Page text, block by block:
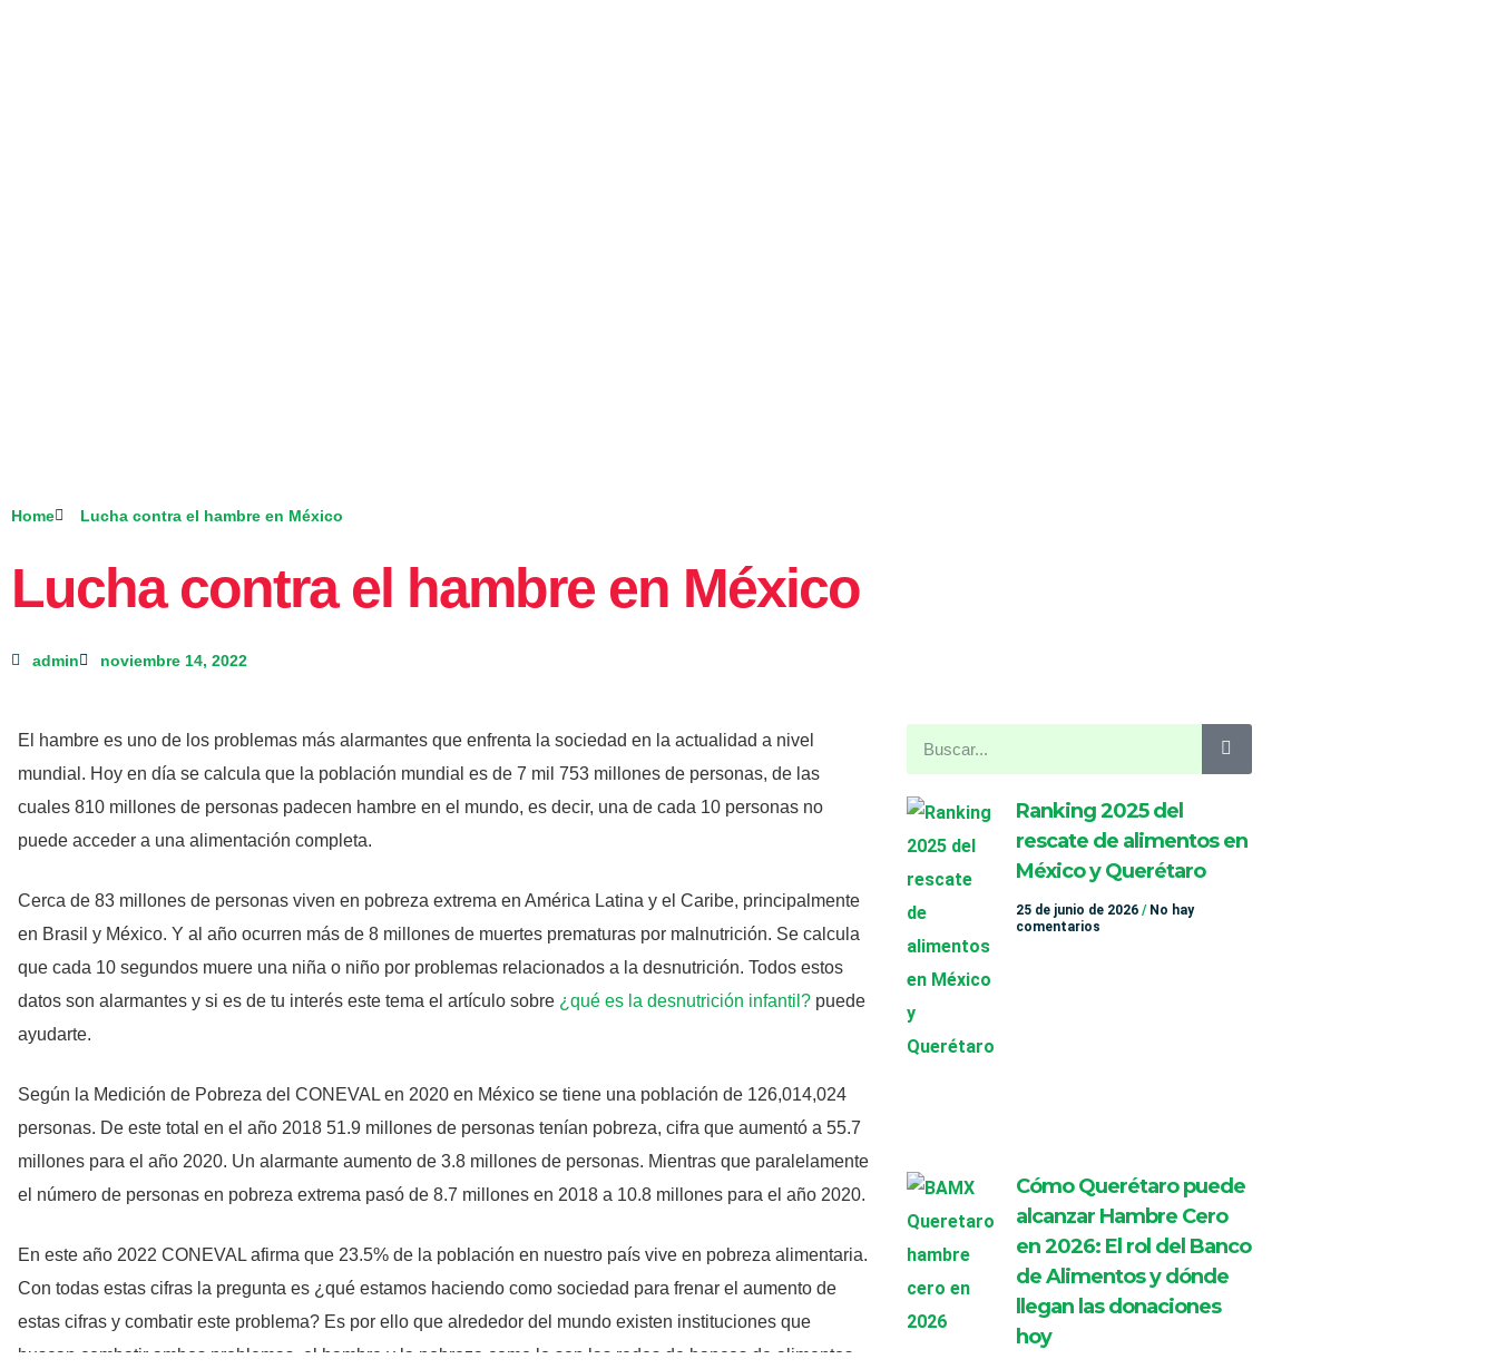
Home Lucha contra el hambre en México
Lucha contra el hambre en México
admin noviembre 14, 2022
El hambre es uno de los problemas más alarmantes que enfrenta la sociedad en la actualidad a nivel
mundial. Hoy en día se calcula que la población mundial es de 7 mil 753 millones de personas, de las
cuales 810 millones de personas padecen hambre en el mundo, es decir, una de cada 10 personas no
puede acceder a una alimentación completa.
Cerca de 83 millones de personas viven en pobreza extrema en América Latina y el Caribe, principalmente
en Brasil y México. Y al año ocurren más de 8 millones de muertes prematuras por malnutrición. Se calcula
que cada 10 segundos muere una niña o niño por problemas relacionados a la desnutrición. Todos estos
datos son alarmantes y si es de tu interés este tema el artículo sobre ¿qué es la desnutrición infantil? puede
ayudarte.
Según la Medición de Pobreza del CONEVAL en 2020 en México se tiene una población de 126,014,024
personas. De este total en el año 2018 51.9 millones de personas tenían pobreza, cifra que aumentó a 55.7
millones para el año 2020. Un alarmante aumento de 3.8 millones de personas. Mientras que paralelamente
el número de personas en pobreza extrema pasó de 8.7 millones en 2018 a 10.8 millones para el año 2020.
En este año 2022 CONEVAL afirma que 23.5% de la población en nuestro país vive en pobreza alimentaria.
Con todas estas cifras la pregunta es ¿qué estamos haciendo como sociedad para frenar el aumento de
estas cifras y combatir este problema? Es por ello que alrededor del mundo existen instituciones que
buscan combatir ambos problemas, el hambre y la pobreza como lo son las redes de bancos de alimentos,
Ranking 2025 del
rescate de alimentos en
México y Querétaro
25 de junio de 2026 No hay
comentarios
Cómo Querétaro puede
alcanzar Hambre Cero
en 2026: El rol del Banco
de Alimentos y dónde
llegan las donaciones
hoy